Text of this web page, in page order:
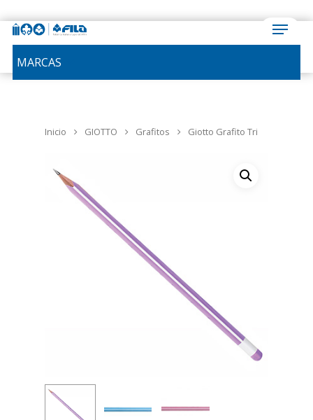
MARCAS
Inicio GIOTTO Grafitos Giotto Grafito Tri